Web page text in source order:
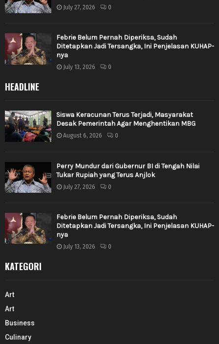
July 27, 2026 0
Febrie Belum Pernah Diperiksa, Sudah
Ditetapkan Jadi Tersangka, Ini Penjelasan KUHAP-
nya
July 13, 2026 0
HEADLINE
Siswa Keracunan Terus Terjadi, Masyarakat
Desak Pemerintah Agar Menghentikan MBG
August 6, 2026 0
Perry Mundur dari Gubernur BI di Tengah Nilai
Tukar Rupiah yang Terus Anjlok
July 27, 2026 0
Febrie Belum Pernah Diperiksa, Sudah
Ditetapkan Jadi Tersangka, Ini Penjelasan KUHAP-
nya
July 13, 2026 0
KATEGORI
Art
Art
Business
Culinary